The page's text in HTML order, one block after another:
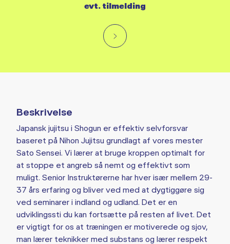
Beskrivelse
Japansk jujitsu i Shogun er effektiv selvforsvar
baseret på Nihon Jujitsu grundlagt af vores mester
Sato Sensei. Vi lærer at bruge kroppen optimalt for
at stoppe et angreb så nemt og effektivt som
muligt. Senior Instruktørerne har hver især mellem 29-
37 års erfaring og bliver ved med at dygtiggøre sig
ved seminarer i indland og udland. Det er en
udviklingssti du kan fortsætte på resten af livet. Det
er vigtigt for os at træningen er motiverede og sjov,
man lærer teknikker med substans og lærer respekt
evt. tilmelding